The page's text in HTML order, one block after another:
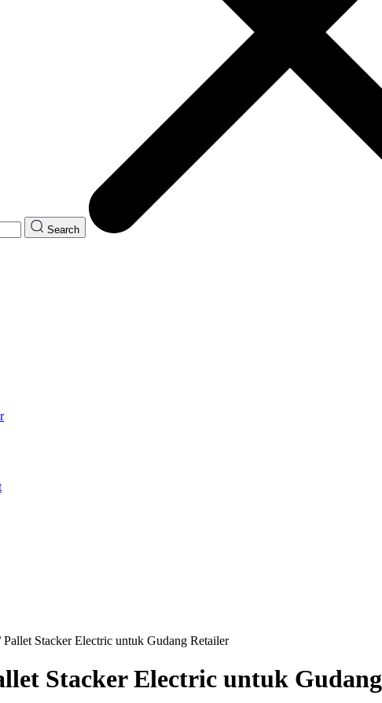
Search
Pallet Stacker Electric untuk Gudang Retailer
Stacker Electric untuk